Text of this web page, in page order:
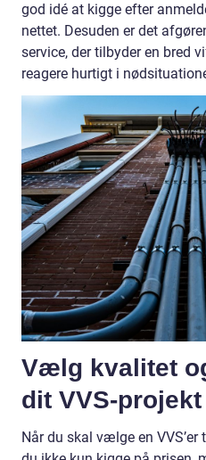
god idé at kigge efter
nettet. Desuden er det
service, der tilbyder en bred
reagere hurtigt i
Vælg kvalitet
dit VVS-projekt
Når du skal vælge en